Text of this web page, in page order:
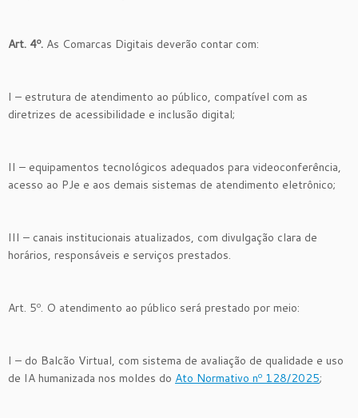
Art. 4º. As Comarcas Digitais deverão contar com:
I – estrutura de atendimento ao público, compatível com as
diretrizes de acessibilidade e inclusão digital;
II – equipamentos tecnológicos adequados para videoconferência,
acesso ao PJe e aos demais sistemas de atendimento eletrônico;
III – canais institucionais atualizados, com divulgação clara de
horários, responsáveis e serviços prestados.
Art. 5º. O atendimento ao público será prestado por meio:
I – do Balcão Virtual, com sistema de avaliação de qualidade e uso
de IA humanizada nos moldes do Ato Normativo nº 128/2025;